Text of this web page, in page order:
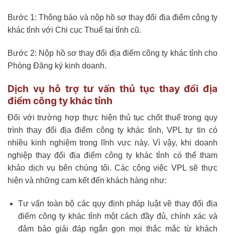
Bước 1: Thông báo và nộp hồ sơ thay đổi địa điểm công ty
khác tỉnh với Chi cục Thuế tại tỉnh cũ.
Bước 2: Nộp hồ sơ thay đổi địa điểm công ty khác tỉnh cho
Phòng Đăng ký kinh doanh.
Dịch vụ hỗ trợ tư vấn thủ tục thay đổi địa
điểm công ty khác tỉnh
Đối với trường hợp thực hiện thủ tục chốt thuế trong quy
trình thay đổi địa điểm công ty khác tỉnh, VPL tự tin có
nhiều kinh nghiệm trong lĩnh vực này. Vì vậy, khi doanh
nghiệp thay đổi địa điểm công ty khác tỉnh có thể tham
khảo dịch vụ bên chúng tôi. Các công việc VPL sẽ thực
hiện và những cam kết đến khách hàng như:
Tư vấn toàn bộ các quy định pháp luật về thay đổi địa
điểm công ty khác tỉnh một cách đầy đủ, chính xác và
đảm bảo giải đáp ngắn gọn mọi thắc mắc từ khách